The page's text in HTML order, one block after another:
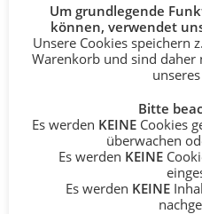
Ich möchte mich an dieser
lieben, langjährigen und den
bedanken!
bis zum Ende des Jahres 2026.
Mit vielen Kursterminen und
uns nach und nach – im
und seid auf dem Laufenden.
Um grundlegende
können, verwendet
Unsere Cookies speichern
Warenkorb und sind
Bitte
Es werden KEINECookies
überwachen
Es werden KEINE
Es werden KEINE